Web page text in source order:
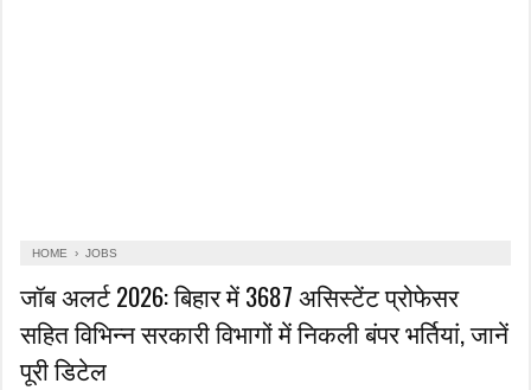
HOME ›JOBS
जॉब अलर्ट 2026: बिहार में 3687 असिस्टेंट प्रोफेसर
सहित विभिन्न सरकारी विभागों में निकली बंपर भर्तियां, जानें
पूरी डिटेल